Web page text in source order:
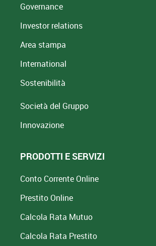
Governance
Investor relations
Area stampa
International
Sostenibilità
Società del Gruppo
Innovazione
PRODOTTI E SERVIZI
Conto Corrente Online
Prestito Online
Calcola Rata Mutuo
Calcola Rata Prestito